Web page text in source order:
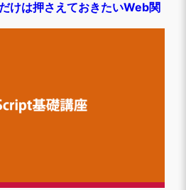
けは押さえておきたいWeb関